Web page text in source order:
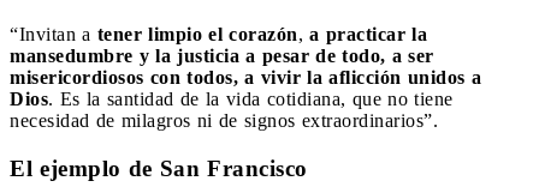
“Invitan a tener limpio el corazón, a practicar la
mansedumbre y la justicia a pesar de todo, a ser
misericordiosos con todos, a vivir la aflicción unidos a
Dios. Es la santidad de la vida cotidiana, que no tiene
necesidad de milagros ni de signos extraordinarios”.
El ejemplo de San Francisco